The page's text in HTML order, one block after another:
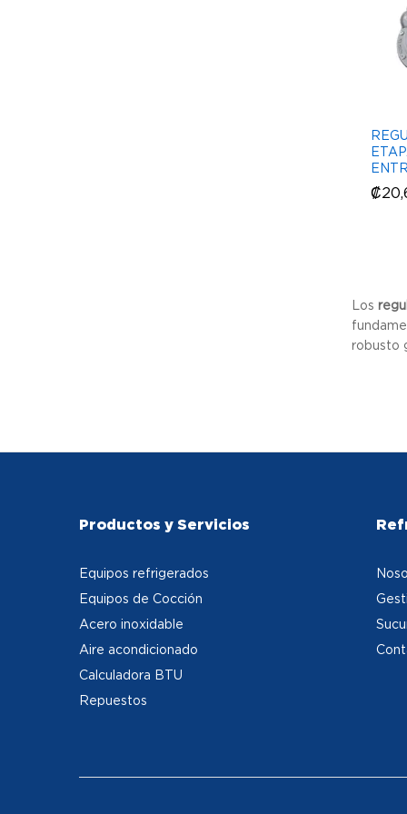
₡
₡
Los
robusto
Productos y Servicios
Equipos refrigerados
Equipos de Cocción
Acero inoxidable
Aire acondicionado
Calculadora BTU
Repuestos